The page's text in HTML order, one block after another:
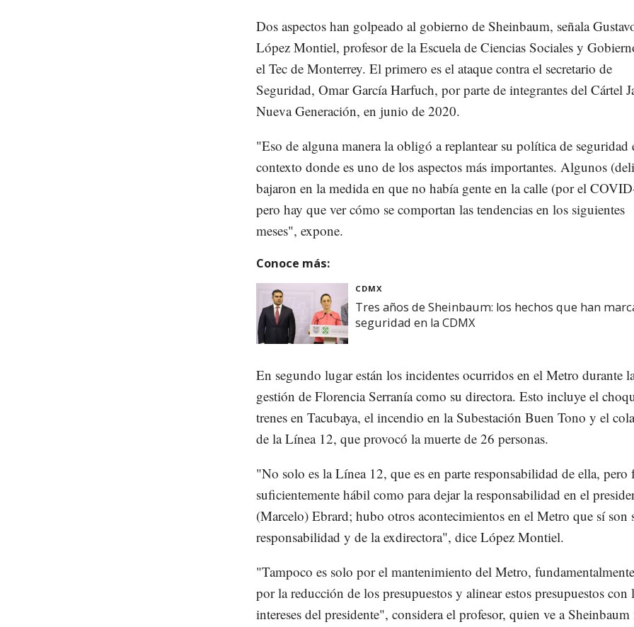
Dos aspectos han golpeado al gobierno de Sheinbaum, señala
López Montiel, profesor de la Escuela de Ciencias Sociales y
el Tec de Monterrey. El primero es el ataque contra el secretario de
Seguridad, Omar García Harfuch, por parte de integrantes del Cártel
Nueva Generación, en junio de 2020.
"Eso de alguna manera la obligó a replantear su política de seguridad
contexto donde es uno de los aspectos más importantes. Algunos
bajaron en la medida en que no había gente en la calle (por el
pero hay que ver cómo se comportan las tendencias en los siguientes
meses", expone.
Conoce más:
CDMX
Tres años de Sheinbaum: los hechos que han
seguridad en la CDMX
En segundo lugar están los incidentes ocurridos en el Metro durante
gestión de Florencia Serranía como su directora. Esto incluye el
trenes en Tacubaya, el incendio en la Subestación Buen Tono y el
de la Línea 12, que provocó la muerte de 26 personas.
"No solo es la Línea 12, que es en parte responsabilidad de ella, pero
suficientemente hábil como para dejar la responsabilidad en el
(Marcelo) Ebrard; hubo otros acontecimientos en el Metro que sí son
responsabilidad y de la exdirectora", dice López Montiel.
"Tampoco es solo por el mantenimiento del Metro,
por la reducción de los presupuestos y alinear estos presupuestos con
intereses del presidente", considera el profesor, quien ve a